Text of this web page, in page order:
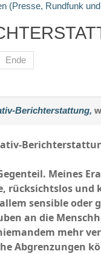
(Presse, Rundfunk
Ende
Berichterstattung,
Meines
rücksichtslos und
sensible oder
an die
mehr
Abgrenzungen